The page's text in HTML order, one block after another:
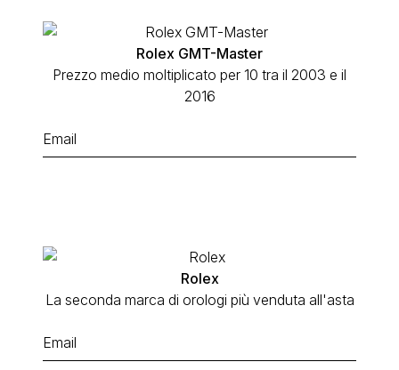
Rolex GMT-Master
Prezzo medio moltiplicato per 10 tra il 2003 e il
2016
Rolex
La seconda marca di orologi più venduta all'asta